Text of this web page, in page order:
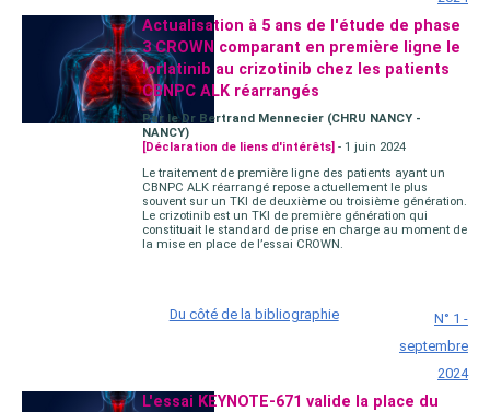
Actualisation à 5 ans de l'étude de phase
3 CROWN comparant en première ligne le
lorlatinib au crizotinib chez les patients
CBNPC ALK réarrangés
Par le Dr Bertrand Mennecier (CHRU NANCY -
NANCY)
[Déclaration de liens d'intérêts]- 1 juin 2024
Le traitement de première ligne des patients ayant un
CBNPC ALK réarrangé repose actuellement le plus
souvent sur un TKI de deuxième ou troisième génération.
Le crizotinib est un TKI de première génération qui
constituait le standard de prise en charge au moment de
la mise en place de l’essai CROWN.
Du côté de la bibliographie
N° 1 -
septembre
2024
L'essai KEYNOTE-671 valide la place du